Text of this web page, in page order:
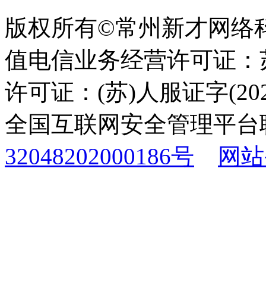
版权所有©常州新才网络
值电信业务经营许可证
许可证：(苏)人服证字
全国互联网安全管理平
32048202000186号
网